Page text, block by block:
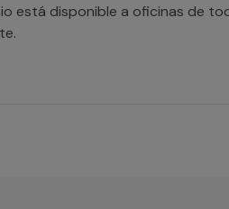
está disponible a oficinas de